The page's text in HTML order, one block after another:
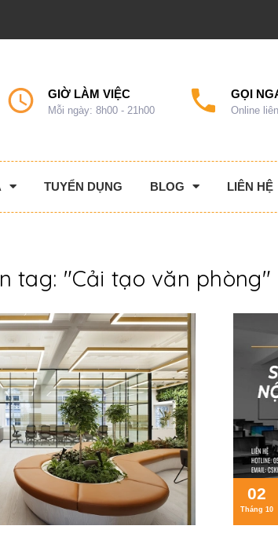
GIỜ LÀM VIỆC
Mỗi ngày: 8h00 - 21h00
GỌI
Online
TUYỂN DỤNG BLOG LIÊN HỆ
tag: "Cải tạo văn phòng"
02
Tháng 10